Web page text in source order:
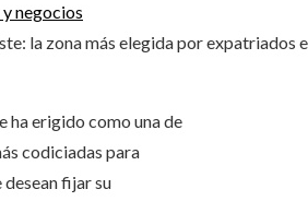
negocios
la zona más elegida por expatriados
ha erigido como una de
codiciadas para
desean fijar su